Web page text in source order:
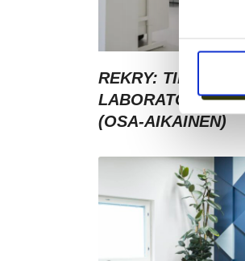
REKRY: TILA- JA
(OSA-AIKAINEN)